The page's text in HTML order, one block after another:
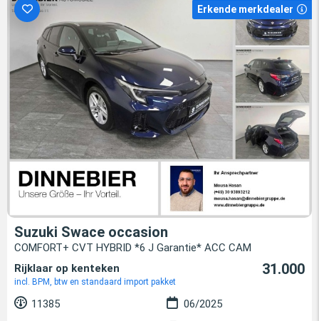
Erkende merkdealer
Suzuki Swace occasion
COMFORT+ CVT HYBRID *6 J Garantie* ACC CAM
Rijklaar op kenteken
incl. BPM, btw en standaard import pakket
31.000
11385
06/2025